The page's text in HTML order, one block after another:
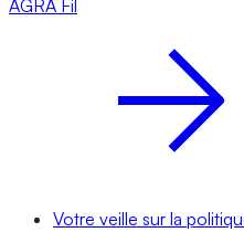
AGRA Fil
Votre veille sur la